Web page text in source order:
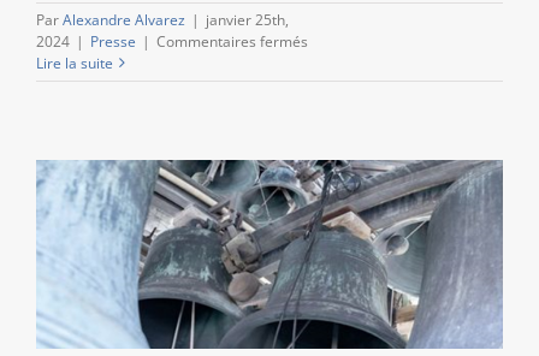
ParAlexandre Alvarez | janvier 25th,
2024 | Presse | Commentaires fermés
kerkschat
van
Luik
Lire la suite